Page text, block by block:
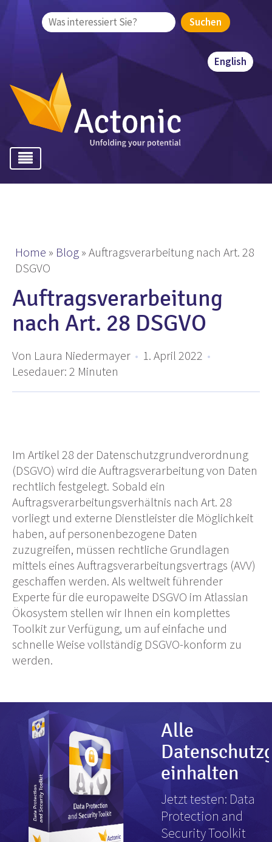
English
Suchen
Home » Blog » Auftragsverarbeitung nach Art. 28
DSGVO
Auftragsverarbeitung
nach Art. 28 DSGVO
Von Laura Niedermayer • 1. April 2022 •
Lesedauer: 2 Minuten
Im Artikel 28 der Datenschutzgrundverordnung
(DSGVO) wird die Auftragsverarbeitung von Daten
rechtlich festgelegt. Sobald ein
Auftragsverarbeitungsverhältnis nach Art. 28
vorliegt und externe Dienstleister die Möglichkeit
haben, auf personenbezogene Daten
zuzugreifen, müssen rechtliche Grundlagen
mittels eines Auftragsverarbeitungsvertrags (AVV)
geschaffen werden. Als weltweit führender
Experte für die europaweite DSGVO im Atlassian
Ökosystem stellen wir Ihnen ein komplettes
Toolkit zur Verfügung, um auf einfache und
schnelle Weise vollständig DSGVO-konform zu
werden.
Alle
einhalten
Jetzt testen: Data
Protection and
Security Toolkit